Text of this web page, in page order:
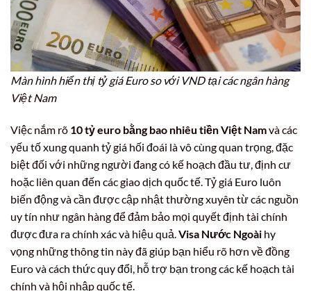
Màn hình hiển thị tỷ giá Euro so với VND tại các ngân hàng
Việt Nam
Việc nắm rõ 10 tỷ euro bằng bao nhiêu tiền Việt Namvà các
yếu tố xung quanh tỷ giá hối đoái là vô cùng quan trọng, đặc
biệt đối với những người đang có kế hoạch đầu tư, định cư
hoặc liên quan đến các giao dịch quốc tế. Tỷ giá Euro luôn
biến động và cần được cập nhật thường xuyên từ các nguồn
uy tín như ngân hàng để đảm bảo mọi quyết định tài chính
được đưa ra chính xác và hiệu quả.Visa Nước Ngoài hy
vọng những thông tin này đã giúp bạn hiểu rõ hơn về đồng
Euro và cách thức quy đổi, hỗ trợ bạn trong các kế hoạch tài
chính và hội nhập quốc tế.